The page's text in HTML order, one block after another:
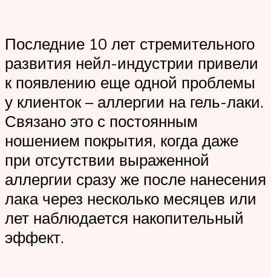
Последние 10 лет стремительного
развития нейл-индустрии привели
к появлению еще одной проблемы
у клиенток – аллергии на гель-лаки.
Связано это с постоянным
ношением покрытия, когда даже
при отсутствии выраженной
аллергии сразу же после нанесения
лака через несколько месяцев или
лет наблюдается накопительный
эффект.